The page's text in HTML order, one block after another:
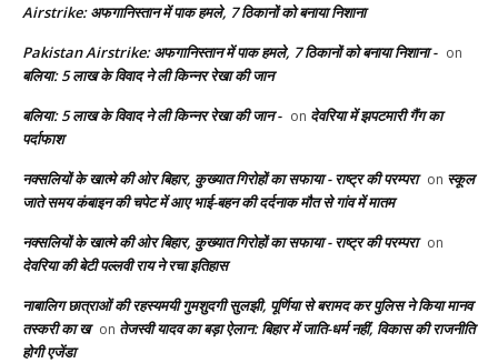
Airstrike: अफगानिस्तान में पाक हमले, 7 ठिकानों को बनाया निशाना
Pakistan Airstrike: अफगानिस्तान में पाक हमले, 7 ठिकानों को बनाया निशाना - on
बलिया: 5 लाख के विवाद ने ली किन्नर रेखा की जान
बलिया: 5 लाख के विवाद ने ली किन्नर रेखा की जान - on देवरिया में झपटमारी गैंग का
पर्दाफाश
नक्सलियों के खात्मे की ओर बिहार, कुख्यात गिरोहों का सफाया - राष्ट्र की परम्परा on स्कूल
जाते समय कंबाइन की चपेट में आए भाई-बहन की दर्दनाक मौत से गांव में मातम
नक्सलियों के खात्मे की ओर बिहार, कुख्यात गिरोहों का सफाया - राष्ट्र की परम्परा on
देवरिया की बेटी पल्लवी राय ने रचा इतिहास
नाबालिग छात्राओं की रहस्यमयी गुमशुदगी सुलझी, पूर्णिया से बरामद कर पुलिस ने किया मानव
तस्करी का ख on तेजस्वी यादव का बड़ा ऐलान: बिहार में जाति-धर्म नहीं, विकास की राजनीति
होगी एजेंडा